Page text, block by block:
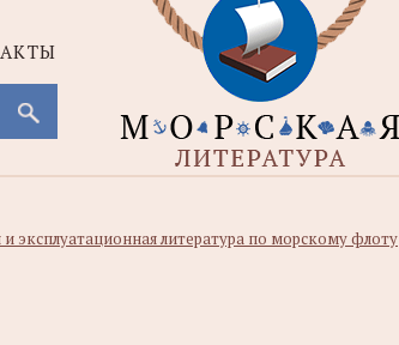
и эксплуатационная литература по морскому флоту